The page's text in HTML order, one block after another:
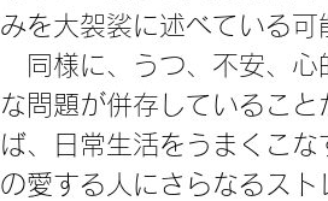
みを大袈裟に述べている可
同様に、うつ、不安、心
な問題が併存しているこ
ば、日常生活をうまくこ
の愛する人にさらなるス